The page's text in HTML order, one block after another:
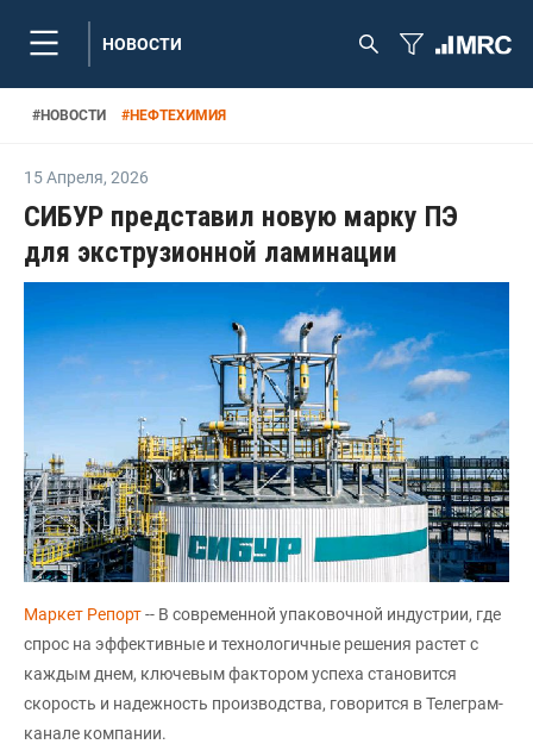
НОВОСТИ
#НОВОСТИ #НЕФТЕХИМИЯ
15 Апреля, 2026
СИБУР представил новую марку ПЭ
для экструзионной ламинации
Маркет Репорт-- В современной упаковочной индустрии, где
спрос на эффективные и технологичные решения растет с
каждым днем, ключевым фактором успеха становится
скорость и надежность производства, говорится в Телеграм-
канале компании.